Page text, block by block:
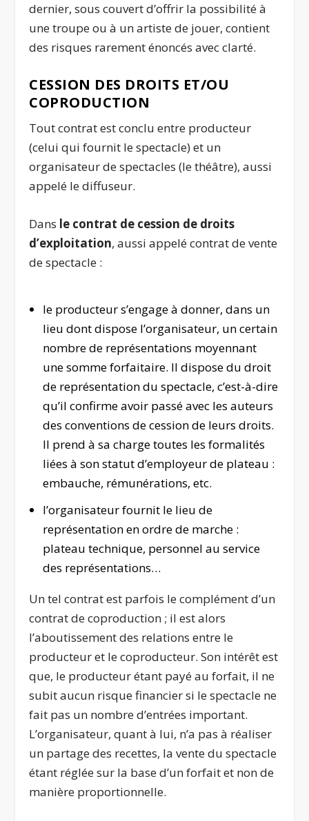
dernier, sous couvert d’offrir la possibilité à
une troupe ou à un artiste de jouer, contient
des risques rarement énoncés avec clarté.
CESSION DES DROITS ET/OU
COPRODUCTION
Tout contrat est conclu entre producteur
(celui qui fournit le spectacle) et un
organisateur de spectacles (le théâtre), aussi
appelé le diffuseur.
Dans le contrat de cession de droits
d’exploitation, aussi appelé contrat de vente
de spectacle :
le producteur s’engage à donner, dans un
lieu dont dispose l’organisateur, un certain
nombre de représentations moyennant
une somme forfaitaire. Il dispose du droit
de représentation du spectacle, c’est-à-dire
qu’il confirme avoir passé avec les auteurs
des conventions de cession de leurs droits.
Il prend à sa charge toutes les formalités
liées à son statut d’employeur de plateau :
embauche, rémunérations, etc.
l’organisateur fournit le lieu de
représentation en ordre de marche :
plateau technique, personnel au service
des représentations…
Un tel contrat est parfois le complément d’un
contrat de coproduction ; il est alors
l’aboutissement des relations entre le
producteur et le coproducteur. Son intérêt est
que, le producteur étant payé au forfait, il ne
subit aucun risque financier si le spectacle ne
fait pas un nombre d’entrées important.
L’organisateur, quant à lui, n’a pas à réaliser
un partage des recettes, la vente du spectacle
étant réglée sur la base d’un forfait et non de
manière proportionnelle.